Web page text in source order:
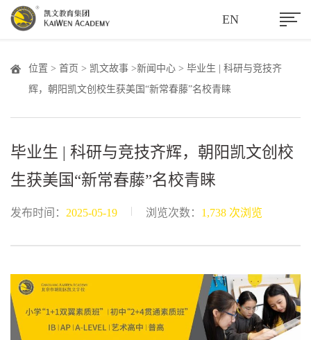
EN
位置 > 首页 > 凯文故事 >新闻中心 > 毕业生 | 科研与竞技齐
辉，朝阳凯文创校生获美国“新常春藤”名校青睐
毕业生 | 科研与竞技齐辉，朝阳凯文创校
生获美国“新常春藤”名校青睐
发布时间： 2025-05-19 浏览次数： 1,738 次浏览